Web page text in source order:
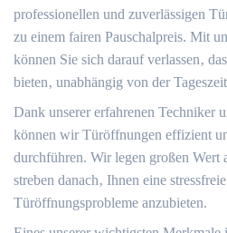
professionellen und zuverlässigen
zu einem fairen Pauschalpreis.​ Mit
können Sie sich darauf verlassen‚
bieten‚ unabhängig von der
Dank unserer erfahrenen Techniker
können wir Türöffnungen effizient
durchführen.​ Wir legen großen Wert
streben danach‚ Ihnen eine
Türöffnungsprobleme anzubieten.​